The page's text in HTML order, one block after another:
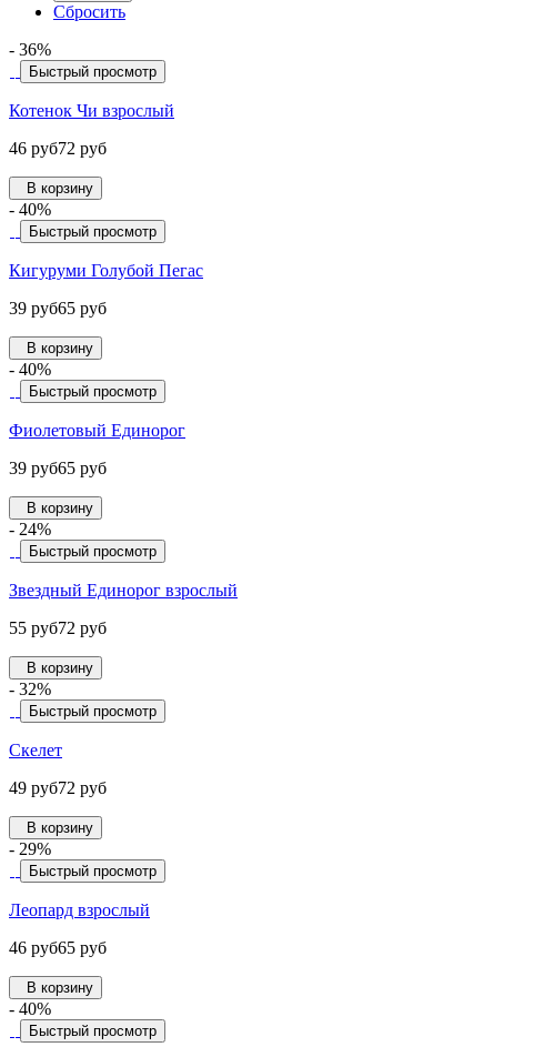
Сбросить
- 36%
Быстрый просмотр
Котенок Чи взрослый
46 руб72 руб
В корзину
- 40%
Быстрый просмотр
Кигуруми Голубой Пегас
39 руб65 руб
В корзину
- 40%
Быстрый просмотр
Фиолетовый Единорог
39 руб65 руб
В корзину
- 24%
Быстрый просмотр
Звездный Единорог взрослый
55 руб72 руб
В корзину
- 32%
Быстрый просмотр
Скелет
49 руб72 руб
В корзину
- 29%
Быстрый просмотр
Леопард взрослый
46 руб65 руб
В корзину
- 40%
Быстрый просмотр